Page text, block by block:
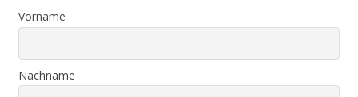
Vorname
Nachname